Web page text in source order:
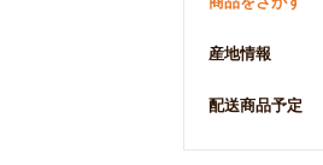
産地情報
配送商品予定